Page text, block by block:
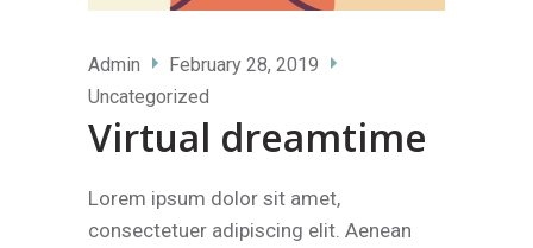
Admin
February 28, 2019
Uncategorized
Virtual dreamtime
Lorem ipsum dolor sit amet,
consectetuer adipiscing elit. Aenean